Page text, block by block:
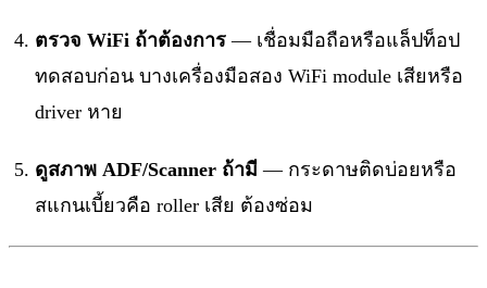
ตรวจ WiFi ถ้าต้องการ — เชื่อมมือถือหรือแล็ปท็อป
ทดสอบก่อน บางเครื่องมือสอง WiFi module เสียหรือ
driver หาย
ดูสภาพ ADF/Scanner ถ้ามี — กระดาษติดบ่อยหรือ
สแกนเบี้ยวคือ roller เสีย ต้องซ่อม